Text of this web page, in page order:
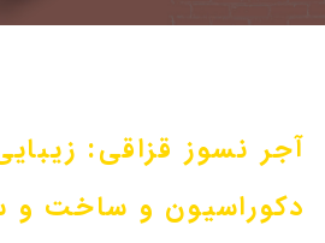
آجر نسوز قزاقی:
دکوراسیون و ساخت و